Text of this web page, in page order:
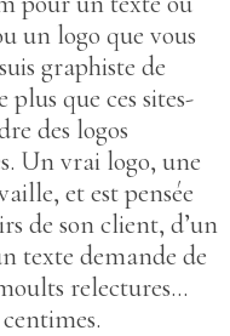
un logo que vous
graphiste de
que ces sites-
des logos
Un vrai logo, une
et est pensée
de son client, d’un
texte demande de
relectures…